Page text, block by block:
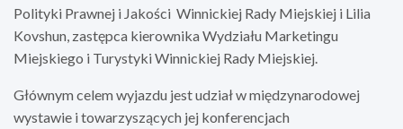
Polityki Prawnej i Jakości Winnickiej Rady Miejskiej i Lilia
Kovshun, zastępca kierownika Wydziału Marketingu
Miejskiego i Turystyki Winnickiej Rady Miejskiej.
Głównym celem wyjazdu jest udział w międzynarodowej
wystawie i towarzyszących jej konferencjach